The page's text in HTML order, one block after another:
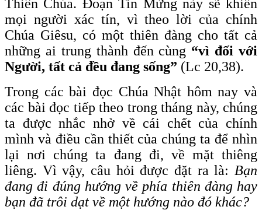
Thiên Chúa. Đoạn Tin Mừng này sẽ khiến
mọi người xác tín, vì theo lời của chính
Chúa Giêsu, có một thiên đàng cho tất cả
những ai trung thành đến cùng “vì đối với
Người, tất cả đều đang sống” (Lc 20,38).
Trong các bài đọc Chúa Nhật hôm nay và
các bài đọc tiếp theo trong tháng này, chúng
ta được nhắc nhở về cái chết của chính
mình và điều cần thiết của chúng ta để nhìn
lại nơi chúng ta đang đi, về mặt thiêng
liêng. Vì vậy, câu hỏi được đặt ra là: Bạn
đang đi đúng hướng về phía thiên đàng hay
bạn đã trôi dạt về một hướng nào đó khác?